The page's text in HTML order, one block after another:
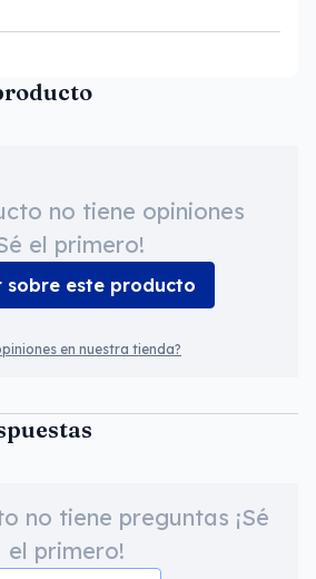
no tiene opiniones
el primero!
sobre este producto
en nuestra tienda?
no tiene preguntas ¡Sé
el primero!